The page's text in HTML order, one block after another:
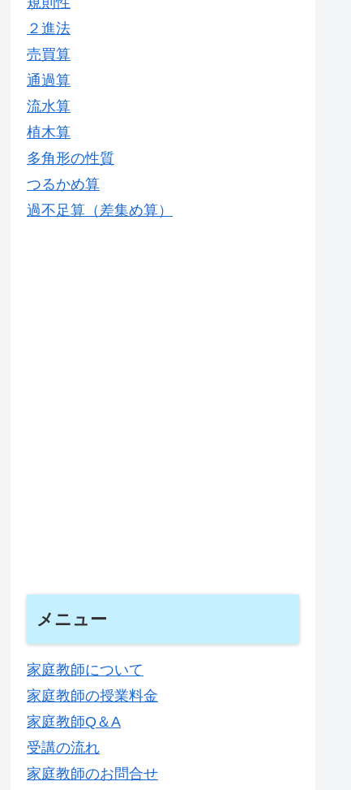
２進法
売買算
通過算
流水算
植木算
多角形の性質
つるかめ算
過不足算（差集め算）
メニュー
家庭教師について
家庭教師の授業料金
家庭教師Q＆A
受講の流れ
家庭教師のお問合せ